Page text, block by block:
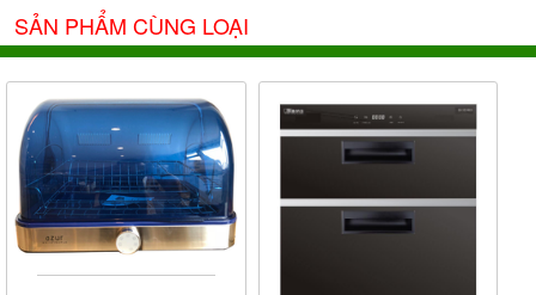
Ảnh giấy chứng nhận Nội Thất Phương Đông là đại lý cấp I
của thương hiệuBinova
SẢN PHẨM CÙNG LOẠI